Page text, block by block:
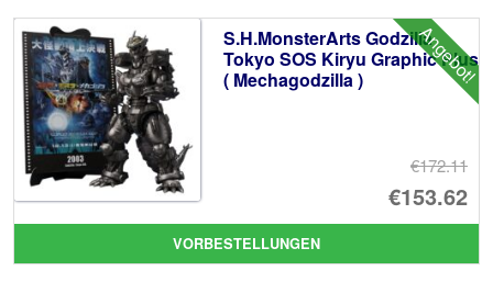
Angebot!
S.H.MonsterArts Godzilla
Tokyo SOS Kiryu Graphic Plus
( Mechagodzilla )
€172.11
€153.62
VORBESTELLUNGEN